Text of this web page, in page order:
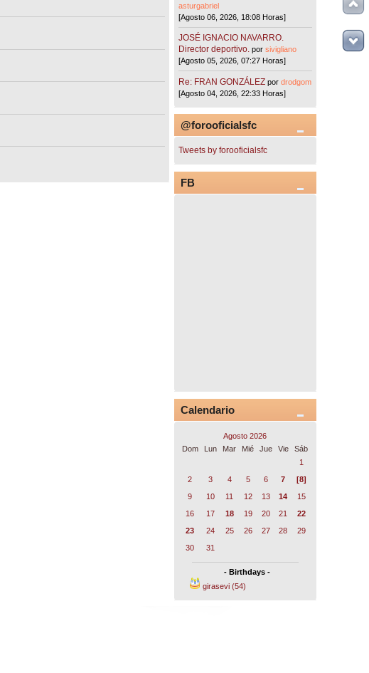
asturgabriel
[Agosto 06, 2026, 18:08 Horas]
JOSÉ IGNACIO NAVARRO.
Director deportivo. porsivigliano
[Agosto 05, 2026, 07:27 Horas]
Re: FRAN GONZÁLEZ pordrodgom
[Agosto 04, 2026, 22:33 Horas]
@forooficialsfc
Tweets by forooficialsfc
FB
Calendario
Agosto 2026
Dom
Lun Mar Mié Jue Vie
Sáb
1
2
3 4 5 6 7
[8]
9
10 11 12 13 14
15
16
17 18 19 20 21
22
23
24 25 26 27 28
29
30
31
- Birthdays -
girasevi (54)